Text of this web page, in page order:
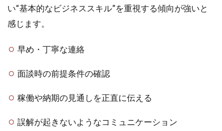
い“基本的なビジネススキル”を重視する傾向が強いと
感じます。
早め・丁寧な連絡
面談時の前提条件の確認
稼働や納期の見通しを正直に伝える
誤解が起きないようなコミュニケーション